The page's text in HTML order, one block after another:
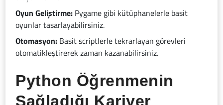
Oyun Geliştirme: Pygame gibi kütüphanelerle basit
oyunlar tasarlayabilirsiniz.
Otomasyon: Basit scriptlerle tekrarlayan görevleri
otomatikleştirerek zaman kazanabilirsiniz.
Python Öğrenmenin
Sağladığı Kariyer